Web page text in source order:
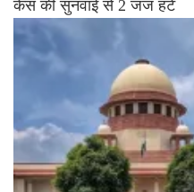
केस की सुनवाई से 2 जज हटे